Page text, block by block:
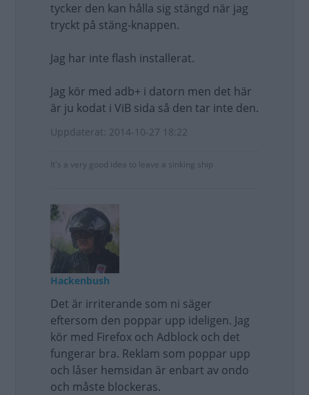
tycker den kan hålla sig stängd när jag
tryckt på stäng-knappen.
Jag har inte flash installerat.
Jag kör med adb+ i datorn men det här
är ju kodat i ViB sida så den tar inte den.
Uppdaterat: 2014-10-27 18:22
It's a very good idea to leave a sinking ship
Hackenbush
Det är irriterande som ni säger
eftersom den poppar upp ideligen. Jag
kör med Firefox och Adblock och det
fungerar bra. Reklam som poppar upp
och låser hemsidan är enbart av ondo
och måste blockeras.